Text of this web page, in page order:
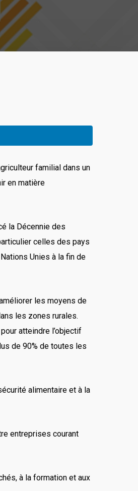
familial dans un
en matière
la Décennie des
celles des pays
Unies à la fin de
les moyens de
les zones rurales.
atteindre l’objectif
de 90% de toutes les
alimentaire et à la
entreprises courant
à la formation et aux